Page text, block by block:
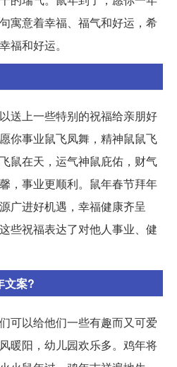
寓意着幸福、福气和好运，希
福和好运。
送上一些特别的祝福给亲朋好
你事业鼠飞凤舞，精神鼠鼠飞
鼠在天，运气神鼠庇佑，财气
，事业更顺利。鼠年春节拜年
广进好机遇，幸福健康齐呈
些祝福表达了对他人事业、健
文案?
可以给他们一些有趣而又可爱
暖阳，幼儿园欢乐多。鸡年将